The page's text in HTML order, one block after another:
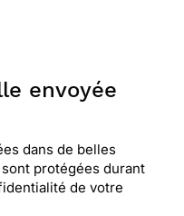
belle et j'ai envie
magnifique.
envoyée
dans de belles
protégées durant
de votre